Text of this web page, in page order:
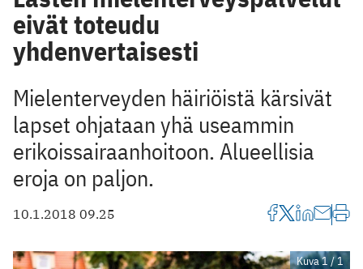
eivät toteudu
yhdenvertaisesti
Mielenterveyden häiriöistä kärsivät
lapset ohjataan yhä useammin
erikoissairaanhoitoon. Alueellisia
eroja on paljon.
10.1.2018 09.25
Kuva 1 / 1